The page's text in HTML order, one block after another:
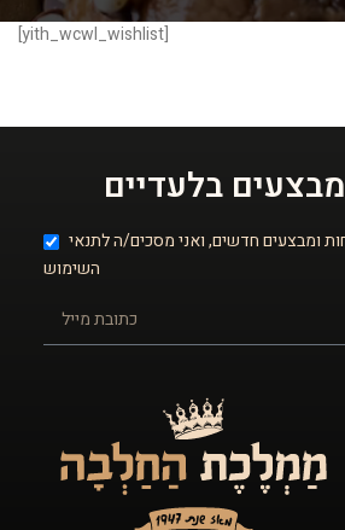
[yith_wcwl_wishlist]
ומבצעים חדשים, ואני מסכים/ה לתנאי
השימוש